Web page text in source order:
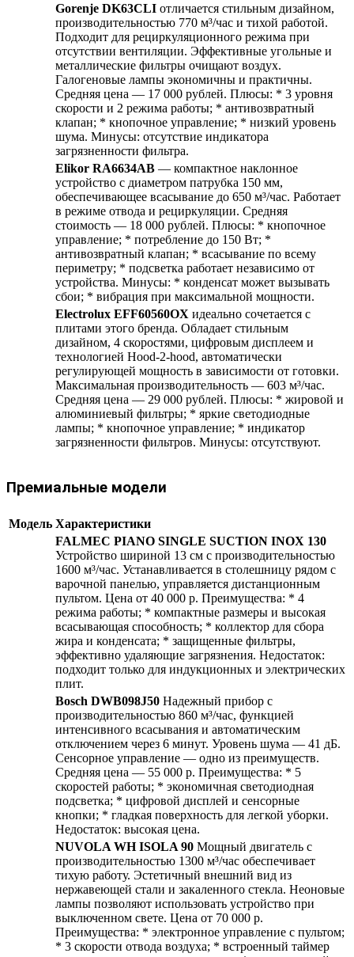
Gorenje DK63CLI отличается стильным дизайном,
производительностью 770 м³/час и тихой работой.
Подходит для рециркуляционного режима при
отсутствии вентиляции. Эффективные угольные и
металлические фильтры очищают воздух.
Галогеновые лампы экономичны и практичны.
Средняя цена — 17 000 рублей. Плюсы: * 3 уровня
скорости и 2 режима работы; * антивозвратный
клапан; * кнопочное управление; * низкий уровень
шума. Минусы: отсутствие индикатора
загрязненности фильтра.
Elikor RA6634AB — компактное наклонное
устройство с диаметром патрубка 150 мм,
обеспечивающее всасывание до 650 м³/час. Работает
в режиме отвода и рециркуляции. Средняя
стоимость — 18 000 рублей. Плюсы: * кнопочное
управление; * потребление до 150 Вт; *
антивозвратный клапан; * всасывание по всему
периметру; * подсветка работает независимо от
устройства. Минусы: * конденсат может вызывать
сбои; * вибрация при максимальной мощности.
Electrolux EFF60560OX идеально сочетается с
плитами этого бренда. Обладает стильным
дизайном, 4 скоростями, цифровым дисплеем и
технологией Hood-2-hood, автоматически
регулирующей мощность в зависимости от готовки.
Максимальная производительность — 603 м³/час.
Средняя цена — 29 000 рублей. Плюсы: * жировой и
алюминиевый фильтры; * яркие светодиодные
лампы; * кнопочное управление; * индикатор
загрязненности фильтров. Минусы: отсутствуют.
Премиальные модели
Модель Характеристики
FALMEC PIANO SINGLE SUCTION INOX 130
Устройство шириной 13 см с производительностью
1600 м³/час. Устанавливается в столешницу рядом с
варочной панелью, управляется дистанционным
пультом. Цена от 40 000 р. Преимущества: * 4
режима работы; * компактные размеры и высокая
всасывающая способность; * коллектор для сбора
жира и конденсата; * защищенные фильтры,
эффективно удаляющие загрязнения. Недостаток:
подходит только для индукционных и электрических
плит.
Bosch DWB098J50 Надежный прибор с
производительностью 860 м³/час, функцией
интенсивного всасывания и автоматическим
отключением через 6 минут. Уровень шума — 41 дБ.
Сенсорное управление — одно из преимуществ.
Средняя цена — 55 000 р. Преимущества: * 5
скоростей работы; * экономичная светодиодная
подсветка; * цифровой дисплей и сенсорные
кнопки; * гладкая поверхность для легкой уборки.
Недостаток: высокая цена.
NUVOLA WH ISOLA 90 Мощный двигатель с
производительностью 1300 м³/час обеспечивает
тихую работу. Эстетичный внешний вид из
нержавеющей стали и закаленного стекла. Неоновые
лампы позволяют использовать устройство при
выключенном свете. Цена от 70 000 р.
Преимущества: * электронное управление с пультом;
* 3 скорости отвода воздуха; * встроенный таймер